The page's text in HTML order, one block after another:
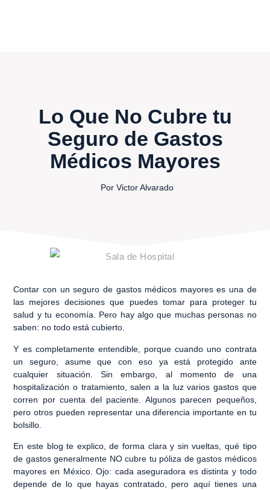
Lo Que No Cubre tu
Seguro de Gastos
Médicos Mayores
Por Victor Alvarado
Contar con un seguro de gastos médicos mayoreses una de
las mejores decisiones que puedes tomar para proteger tu
salud y tu economía. Pero hay algo que muchas personas no
saben: no todo está cubierto.
Y es completamente entendible, porque cuando uno contrata
un seguro, asume que con eso ya está protegido ante
cualquier situación. Sin embargo, al momento de una
hospitalización o tratamiento, salen a la luz varios gastos que
corren por cuenta del paciente. Algunos parecen pequeños,
pero otros pueden representar una diferencia importante en tu
bolsillo.
En este blog te explico, de forma clara y sin vueltas, qué tipo
de gastos generalmente NO cubre tu póliza de gastos médicos
mayores en México. Ojo: cada aseguradora es distinta y todo
depende de lo que hayas contratado, pero aquí tienes una